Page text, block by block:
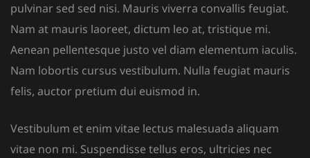
pulvinar sed sed nisi. Mauris viverra convallis feugiat.
Nam at mauris laoreet, dictum leo at, tristique mi.
Aenean pellentesque justo vel diam elementum iaculis.
Nam lobortis cursus vestibulum. Nulla feugiat mauris
felis, auctor pretium dui euismod in.
Vestibulum et enim vitae lectus malesuada aliquam
vitae non mi. Suspendisse tellus eros, ultricies nec